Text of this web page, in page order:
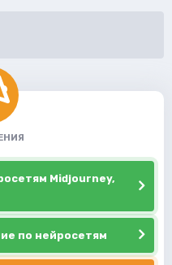
Midjourney,
по нейросетям